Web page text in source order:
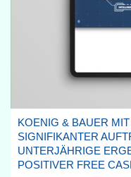
KOENIG & BAUER
SIGNIFIKANTER
UNTERJÄHRIGE
POSITIVER FREE